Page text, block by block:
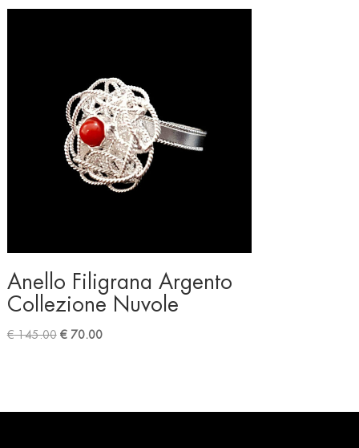
Anello Filigrana Argento
Collezione Nuvole
€145.00 Original
€70.00Current